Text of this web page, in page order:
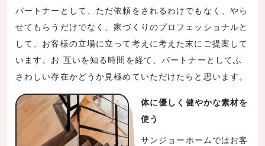
パートナーとして、ただ依頼をされるわけでもなく、やら
せてもらうだけでなく、家づくりのプロフェッショナルと
して、お客様の立場に立って考えに考えた末にご提案して
います。お 互いを知る時間を経て、パートナーとしてふ
さわしい存在かどうか見極めていただけたらと思います。
体に優しく健やかな素材を
使う
サンジョーホームではお客